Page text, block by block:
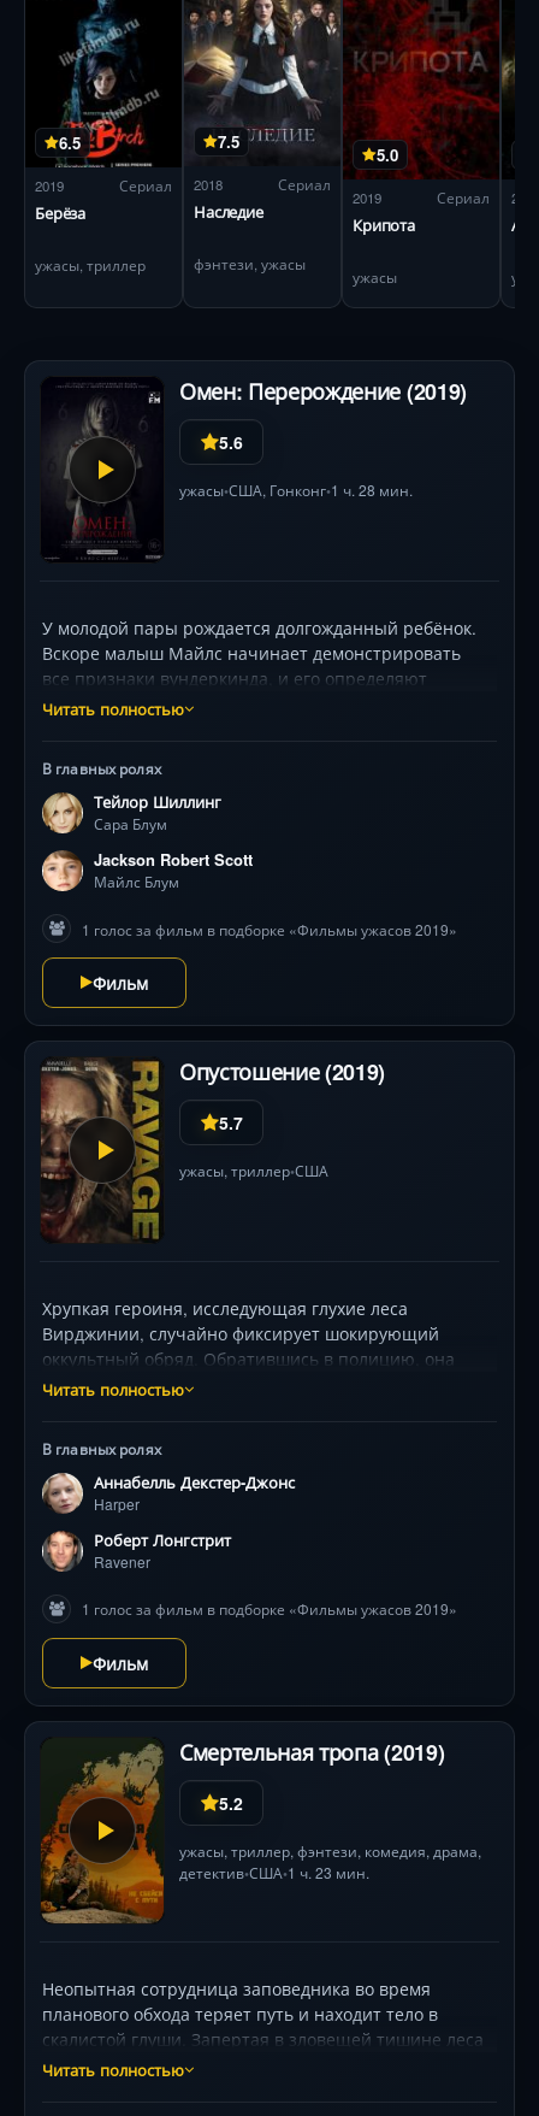
6.5
2019 Сериал
Берёза
ужасы, триллер
7.5
2018 Сериал
Наследие
фэнтези, ужасы
5.0
2019 Сериал
Крипота
ужасы
2018
Омен: Перерождение (2019)
5.6
ужасы•США, Гонконг•1 ч. 28 мин.
У молодой пары рождается долгожданный ребёнок.
Вскоре малыш Майлс начинает демонстрировать
все признаки вундеркинда, и его определяют
в специализированную школу для одарённых детей.
и пугающим, и родительская гордость сменяется
опасением даже за собственную жизнь — мать
Майлса начинает считать, что её сыном управляет
нечто злобное.
Читать полностью
В главных ролях
Тейлор Шиллинг
Сара Блум
Jackson Robert Scott
Майлс Блум
1 голос за фильм в подборке «Фильмы ужасов 2019»
Фильм
Опустошение (2019)
5.7
ужасы, триллер•США
Хрупкая героиня, исследующая глухие леса
Вирджинии, случайно фиксирует шокирующий
оккультный обряд. Обратившись в полицию, она
сталкивается с неверием — и тут же становится
природы как оружие: каждый кадр её прошлых
экспедиций превращается в ключ к спасению. Но
побег — лишь начало погони, где преследователи
знают её имя, а местность таит древние секреты. В
ролях: Аннабелль Декстер-Джонс, Брюс Дерн.
Читать полностью
В главных ролях
Аннабелль Декстер-Джонс
Harper
Роберт Лонгстрит
Ravener
1 голос за фильм в подборке «Фильмы ужасов 2019»
Фильм
Смертельная тропа (2019)
5.2
ужасы, триллер, фэнтези, комедия, драма,
детектив•США•1 ч. 23 мин.
Неопытная сотрудница заповедника во время
планового обхода теряет путь и находит тело в
скалистой глуши. Запертая в зловещей тишине леса
без связи, она вынуждена охранять место
Читать полностью